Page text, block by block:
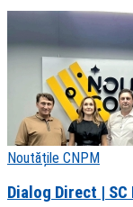
Noutățile CNPM
Dialog Direct |